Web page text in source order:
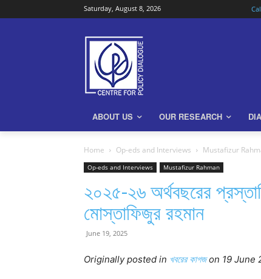
Saturday, August 8, 2026
ABOUT US OUR RESEARCH
Home Op-eds and Interviews Mustafizur
Op-eds and Interviews Mustafizur Rahman
২০২৫-২৬ অর্থবছরের
মোস্তাফিজুর রহমান
June 19, 2025
Originally posted in খবরের কাগজon 19 June